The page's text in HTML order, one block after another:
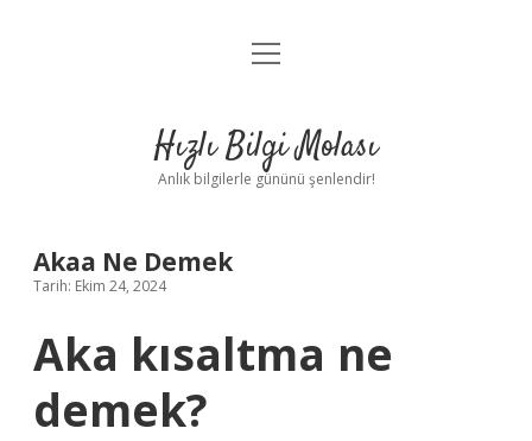
Anasayfa
Yasal Uyarı
menüyü
Hızlı Bilgi Molası
Anlık bilgilerle gününü şenlendir!
Akaa Ne Demek
Tarih: Ekim 24, 2024
Aka kısaltma ne
demek?